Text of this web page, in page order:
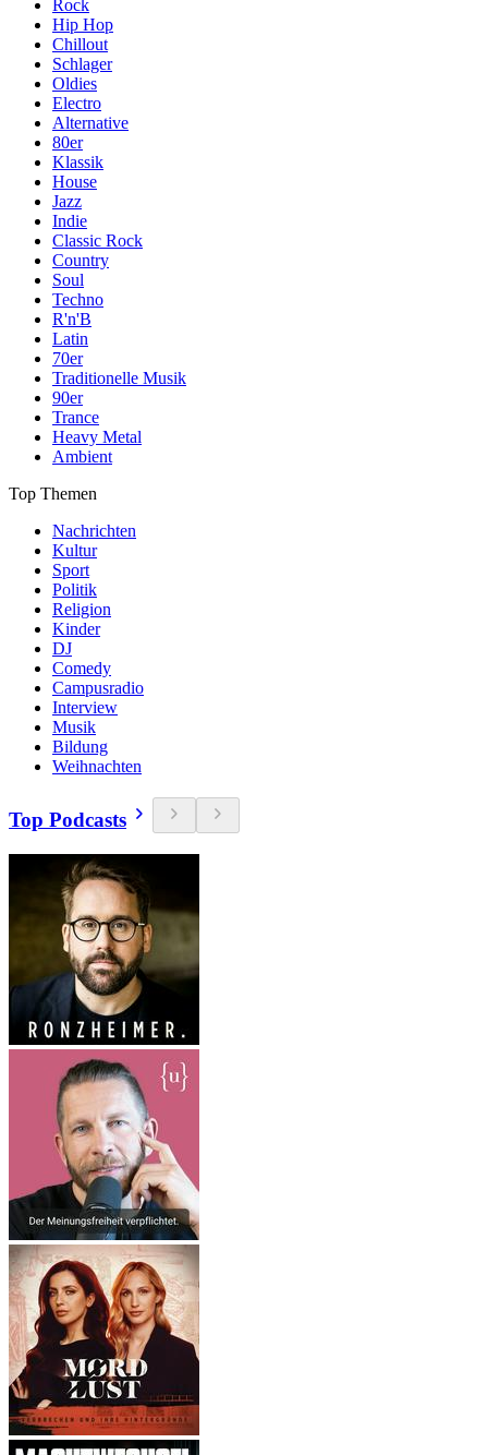
Rock
Hip Hop
Chillout
Schlager
Oldies
Electro
Alternative
80er
Klassik
House
Jazz
Indie
Classic Rock
Country
Soul
Techno
R'n'B
Latin
70er
Traditionelle Musik
90er
Trance
Heavy Metal
Ambient
Top Themen
Nachrichten
Kultur
Sport
Politik
Religion
Kinder
DJ
Comedy
Campusradio
Interview
Musik
Bildung
Weihnachten
Top Podcasts